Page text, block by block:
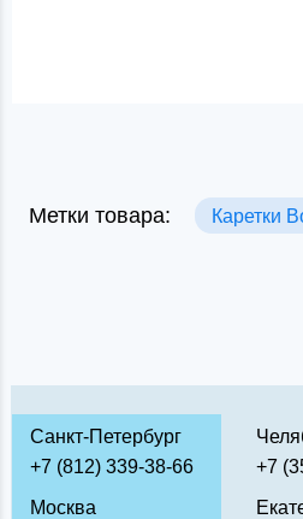
Метки товара: Каретки
Санкт-Петербург
+7 (812) 339-38-66
Москва
+7